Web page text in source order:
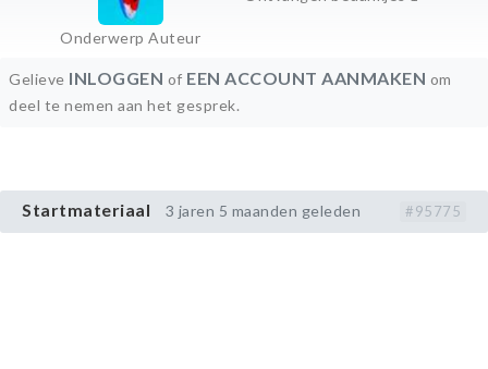
Onderwerp Auteur
Gelieve INLOGGEN of EEN ACCOUNT AANMAKEN om
deel te nemen aan het gesprek.
Startmateriaal 3 jaren 5 maanden geleden #95775